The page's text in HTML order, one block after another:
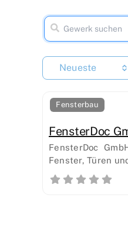
Neueste
Fensterbau
FensterDoc
FensterDoc
Fenster, Türen